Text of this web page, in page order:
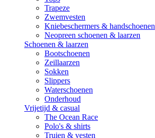
Trapeze
Zwemvesten
Kniebeschermers & handschoenen
Neopreen schoenen & laarzen
Schoenen & laarzen
Bootschoenen
Zeillaarzen
Sokken
Slippers
Waterschoenen
Onderhoud
Vrijetijd & casual
The Ocean Race
Polo's & shirts
Truien & vesten